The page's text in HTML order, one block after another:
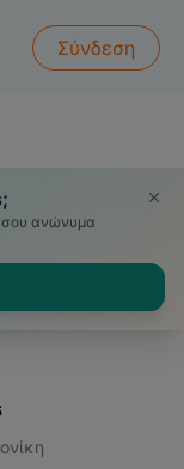
Σύνδεση
σου ανώνυμα